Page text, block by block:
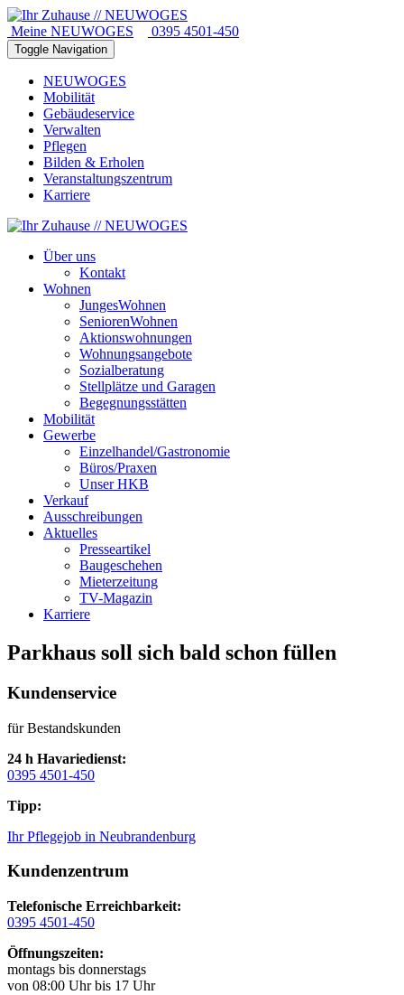
Meine NEUWOGES 0395 4501-450
Toggle Navigation
NEUWOGES
Mobilität
Gebäudeservice
Verwalten
Pflegen
Bilden & Erholen
Veranstaltungszentrum
Karriere
Über uns
Kontakt
Wohnen
JungesWohnen
SeniorenWohnen
Aktionswohnungen
Wohnungsangebote
Sozialberatung
Stellplätze und Garagen
Begegnungsstätten
Mobilität
Gewerbe
Einzelhandel/Gastronomie
Büros/Praxen
Unser HKB
Verkauf
Ausschreibungen
Aktuelles
Presseartikel
Baugeschehen
Mieterzeitung
TV-Magazin
Karriere
Parkhaus soll sich bald schon füllen
Kundenservice
für Bestandskunden
24 h Havariedienst:
0395 4501-450
Tipp:
Ihr Pflegejob in Neubrandenburg
Kundenzentrum
Telefonische Erreichbarkeit:
0395 4501-450
Öffnungszeiten:
montags bis donnerstags
von 08:00 Uhr bis 17 Uhr